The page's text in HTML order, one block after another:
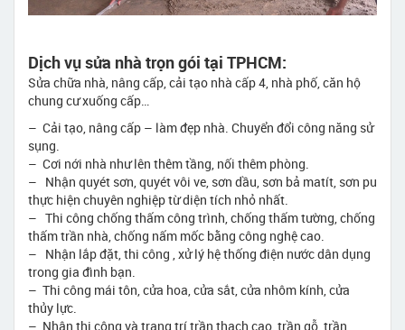
Dịch vụ sửa nhà trọn gói tại TPHCM:
Sửa chữa nhà, nâng cấp, cải tạo nhà cấp 4, nhà phố, căn hộ
chung cư xuống cấp…
– Cải tạo, nâng cấp – làm đẹp nhà. Chuyển đổi công năng sử
sụng.
– Cơi nới nhà như lên thêm tầng, nối thêm phòng.
– Nhận quyét sơn, quyét vôi ve, sơn dầu, sơn bả matít, sơn pu
thực hiện chuyên nghiệp từ diện tích nhỏ nhất.
– Thi công chống thấm công trình, chống thấm tường, chống
thấm trần nhà, chống nấm mốc bằng công nghệ cao.
– Nhận lắp đặt, thi công , xử lý hệ thống điện nước dân dụng
trong gia đình bạn.
– Thi công mái tôn, cửa hoa, cửa sắt, cửa nhôm kính, cửa
thủy lực.
– Nhận thi công và trang trí trần thạch cao, trần gỗ, trần